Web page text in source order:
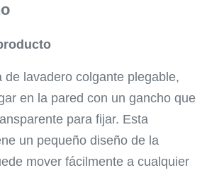
de lavadero colgante plegable,
en la pared con un gancho que
para fijar. Esta
un pequeño diseño de la
mover fácilmente a cualquier